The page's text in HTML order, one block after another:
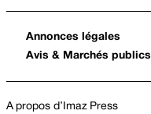
Annonces légales
Avis & Marchés publics
A propos d’Imaz Press